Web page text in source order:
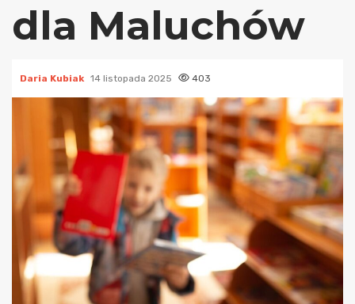
dla Maluchów
Daria Kubiak 14 listopada 2025 403